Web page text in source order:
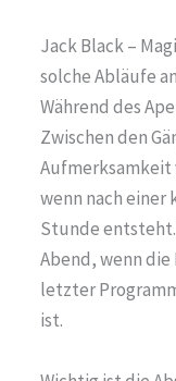
Jack Black –
solche Abläufe
Während des
Zwischen den
Aufmerksamkeit
wenn nach einer
Stunde
Abend, wenn
letzter
ist.